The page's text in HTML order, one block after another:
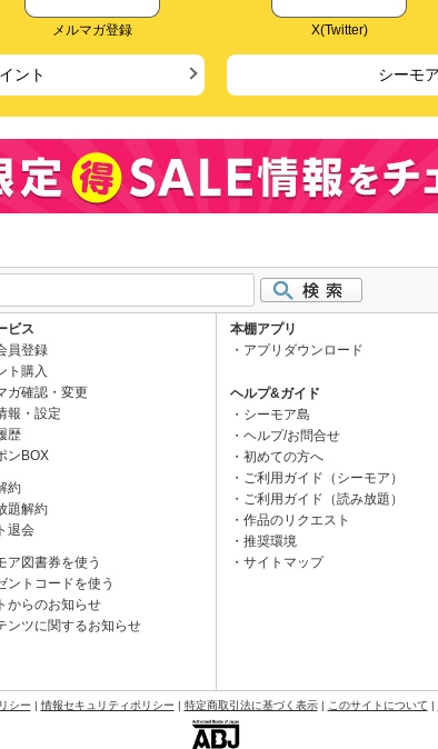
メルマガ登録 X(Twitter)
ント シーモ
ビス
員登録
ト購入
ガ確認・変更
報・設定
歴
ンBOX
約
題解約
退会
ア図書券を使う
ントコードを使う
からのお知らせ
ンツに関するお知らせ
本棚アプリ
アプリダウンロード
ヘルプ&ガイド
シーモア島
ヘルプ/お問合せ
初めての方へ
ご利用ガイド（シーモア）
ご利用ガイド（読み放題）
作品のリクエスト
推奨環境
サイトマップ
シー | 情報セキュリティポリシー | 特定商取引法に基づく表示| このサイトについて |